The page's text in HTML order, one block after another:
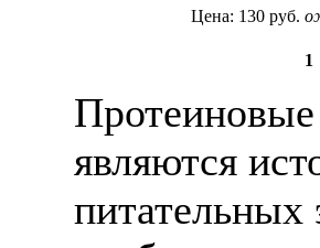
Цена: 130 руб.
1
являются
питательных